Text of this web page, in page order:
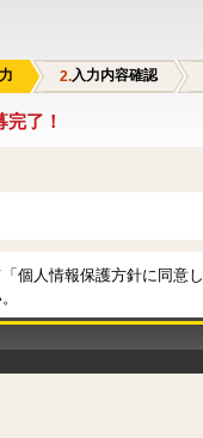
入力内容確認
了！
個人情報保護方針に同意